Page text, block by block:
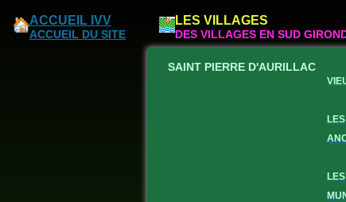
ACCUEIL IVV
ACCUEIL DU SITE
LES VILLAGES
DES VILLAGES EN SUD
SAINT PIERRE D'AURILLAC